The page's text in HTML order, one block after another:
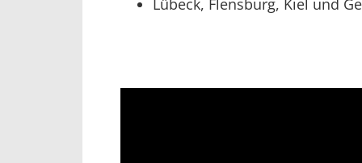
Lübeck, Flensburg, Kiel und